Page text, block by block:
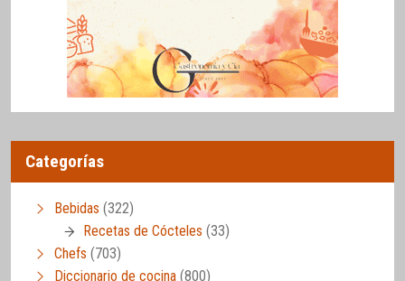
Categorías
Bebidas (322)
Recetas de Cócteles (33)
Chefs (703)
Diccionario de cocina (800)